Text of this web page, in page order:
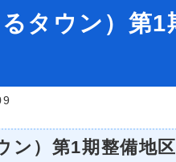
タウン）第
ン）第1期整備地